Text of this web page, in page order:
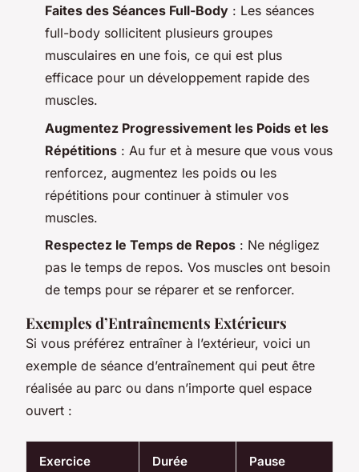
Faites des Séances Full-Body : Les séances
full-body sollicitent plusieurs groupes
musculaires en une fois, ce qui est plus
efficace pour un développement rapide des
muscles.
Augmentez Progressivement les Poids et les
Répétitions : Au fur et à mesure que vous vous
renforcez, augmentez les poids ou les
répétitions pour continuer à stimuler vos
muscles.
Respectez le Temps de Repos : Ne négligez
pas le temps de repos. Vos muscles ont besoin
de temps pour se réparer et se renforcer.
Exemples d’Entraînements Extérieurs
Si vous préférez entraîner à l’extérieur, voici un
exemple de séance d’entraînement qui peut être
réalisée au parc ou dans n’importe quel espace
ouvert :
Exercice Durée Pause